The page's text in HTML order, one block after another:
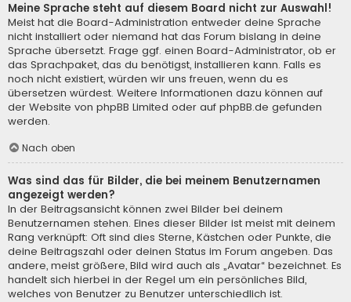
Meine Sprache steht auf diesem Board nicht zur Auswahl!
Meist hat die Board-Administration entweder deine Sprache
nicht installiert oder niemand hat das Forum bislang in deine
Sprache übersetzt. Frage ggf. einen Board-Administrator, ob er
das Sprachpaket, das du benötigst, installieren kann. Falls es
noch nicht existiert, würden wir uns freuen, wenn du es
übersetzen würdest. Weitere Informationen dazu können auf
der Website von phpBB Limited oder auf phpBB.de gefunden
werden.
Nach oben
Was sind das für Bilder, die bei meinem Benutzernamen
angezeigt werden?
In der Beitragsansicht können zwei Bilder bei deinem
Benutzernamen stehen. Eines dieser Bilder ist meist mit deinem
Rang verknüpft: Oft sind dies Sterne, Kästchen oder Punkte, die
deine Beitragszahl oder deinen Status im Forum angeben. Das
andere, meist größere, Bild wird auch als „Avatar“ bezeichnet. Es
handelt sich hierbei in der Regel um ein persönliches Bild,
welches von Benutzer zu Benutzer unterschiedlich ist.